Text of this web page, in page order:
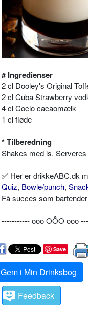
# Ingredienser
2 cl Dooley's Original
2 cl Cuba Strawberry
4 cl Cocio cacaomælk
1 cl fløde
* Tilberedning
Shakes med is.
✅ Her er drikkeABC.dk
Quiz, Bowle/punch,
Få succes som
----------- ooo OÔO ooo
Save
Gem i Min Drinksbog
Feedback